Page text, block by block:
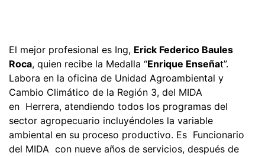
El mejor profesional es Ing, Erick Federico Baules
Roca, quien recibe la Medalla “Enrique Enseñat”.
Labora en la oficina de Unidad Agroambiental y
Cambio Climático de la Región 3, del MIDA
en Herrera, atendiendo todos los programas del
sector agropecuario incluyéndoles la variable
ambiental en su proceso productivo. Es Funcionario
del MIDA con nueve años de servicios, después de